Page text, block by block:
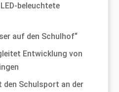
beleuchtete
auf den Schulhof“
Entwicklung von
Schulsport an der